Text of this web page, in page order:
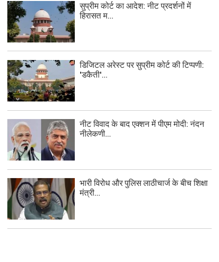
सुप्रीम कोर्ट का आदेश: नीट प्रदर्शनों में
हिरासत म...
डिजिटल अरेस्ट पर सुप्रीम कोर्ट की टिप्पणी:
'डकैती'...
नीट विवाद के बाद एक्शन में पीएम मोदी: नंदन
नीलेकणी...
भारी विरोध और पुलिस लाठीचार्ज के बीच शिक्षा
मंत्री...